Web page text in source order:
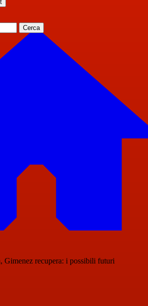
Cerca
recupera: i possibili futuri